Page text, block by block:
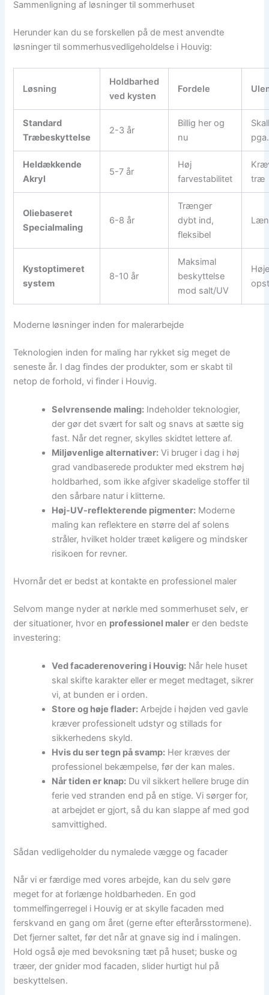
Sammenligning af løsninger til sommerhuset
Herunder kan du se forskellen på de mest anvendte
løsninger til sommerhusvedligeholdelse i Houvig:
Løsning
Holdbarhed
ved kysten
Fordele
Standard
Træbeskyttelse
2-3 år
Billig her og
nu
Heldækkende
Akryl
5-7 år
Høj
farvestabilitet
træ
Oliebaseret
Specialmaling
6-8 år
Trænger
dybt ind,
fleksibel
Kystoptimeret
system
8-10 år
Maksimal
beskyttelse
mod salt/UV
Moderne løsninger inden for malerarbejde
Teknologien inden for maling har rykket sig meget de
seneste år. I dag findes der produkter, som er skabt til
netop de forhold, vi finder i Houvig.
Selvrensende maling: Indeholder teknologier,
der gør det svært for salt og snavs at sætte sig
fast. Når det regner, skylles skidtet lettere af.
Miljøvenlige alternativer: Vi bruger i dag i høj
grad vandbaserede produkter med ekstrem høj
holdbarhed, som ikke afgiver skadelige stoffer til
den sårbare natur i klitterne.
Høj-UV-reflekterende pigmenter: Moderne
maling kan reflektere en større del af solens
stråler, hvilket holder træet køligere og mindsker
risikoen for revner.
Hvornår det er bedst at kontakte en professionel maler
Selvom mange nyder at nørkle med sommerhuset selv, er
der situationer, hvor en professionel maler er den bedste
investering:
Ved facaderenovering i Houvig: Når hele huset
skal skifte karakter eller er meget medtaget, sikrer
vi, at bunden er i orden.
Store og høje flader: Arbejde i højden ved gavle
kræver professionelt udstyr og stillads for
sikkerhedens skyld.
Hvis du ser tegn på svamp: Her kræves der
professionel bekæmpelse, før der kan males.
Når tiden er knap: Du vil sikkert hellere bruge din
ferie ved stranden end på en stige. Vi sørger for,
at arbejdet er gjort, så du kan slappe af med god
samvittighed.
Sådan vedligeholder du nymalede vægge og facader
Når vi er færdige med vores arbejde, kan du selv gøre
meget for at forlænge holdbarheden. En god
tommelfingerregel i Houvig er at skylle facaden med
ferskvand en gang om året (gerne efter efterårsstormene).
Det fjerner saltet, før det når at gnave sig ind i malingen.
Hold også øje med bevoksning tæt på huset; buske og
træer, der gnider mod facaden, slider hurtigt hul på
beskyttelsen.